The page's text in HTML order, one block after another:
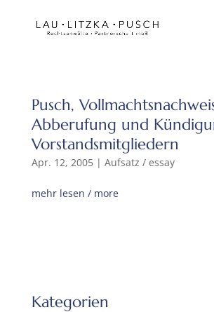
Pusch,
Abberufung und
Vorstandsmitgliedern
Apr. 12, 2005| Aufsatz / essay
mehr lesen / more
Kategorien